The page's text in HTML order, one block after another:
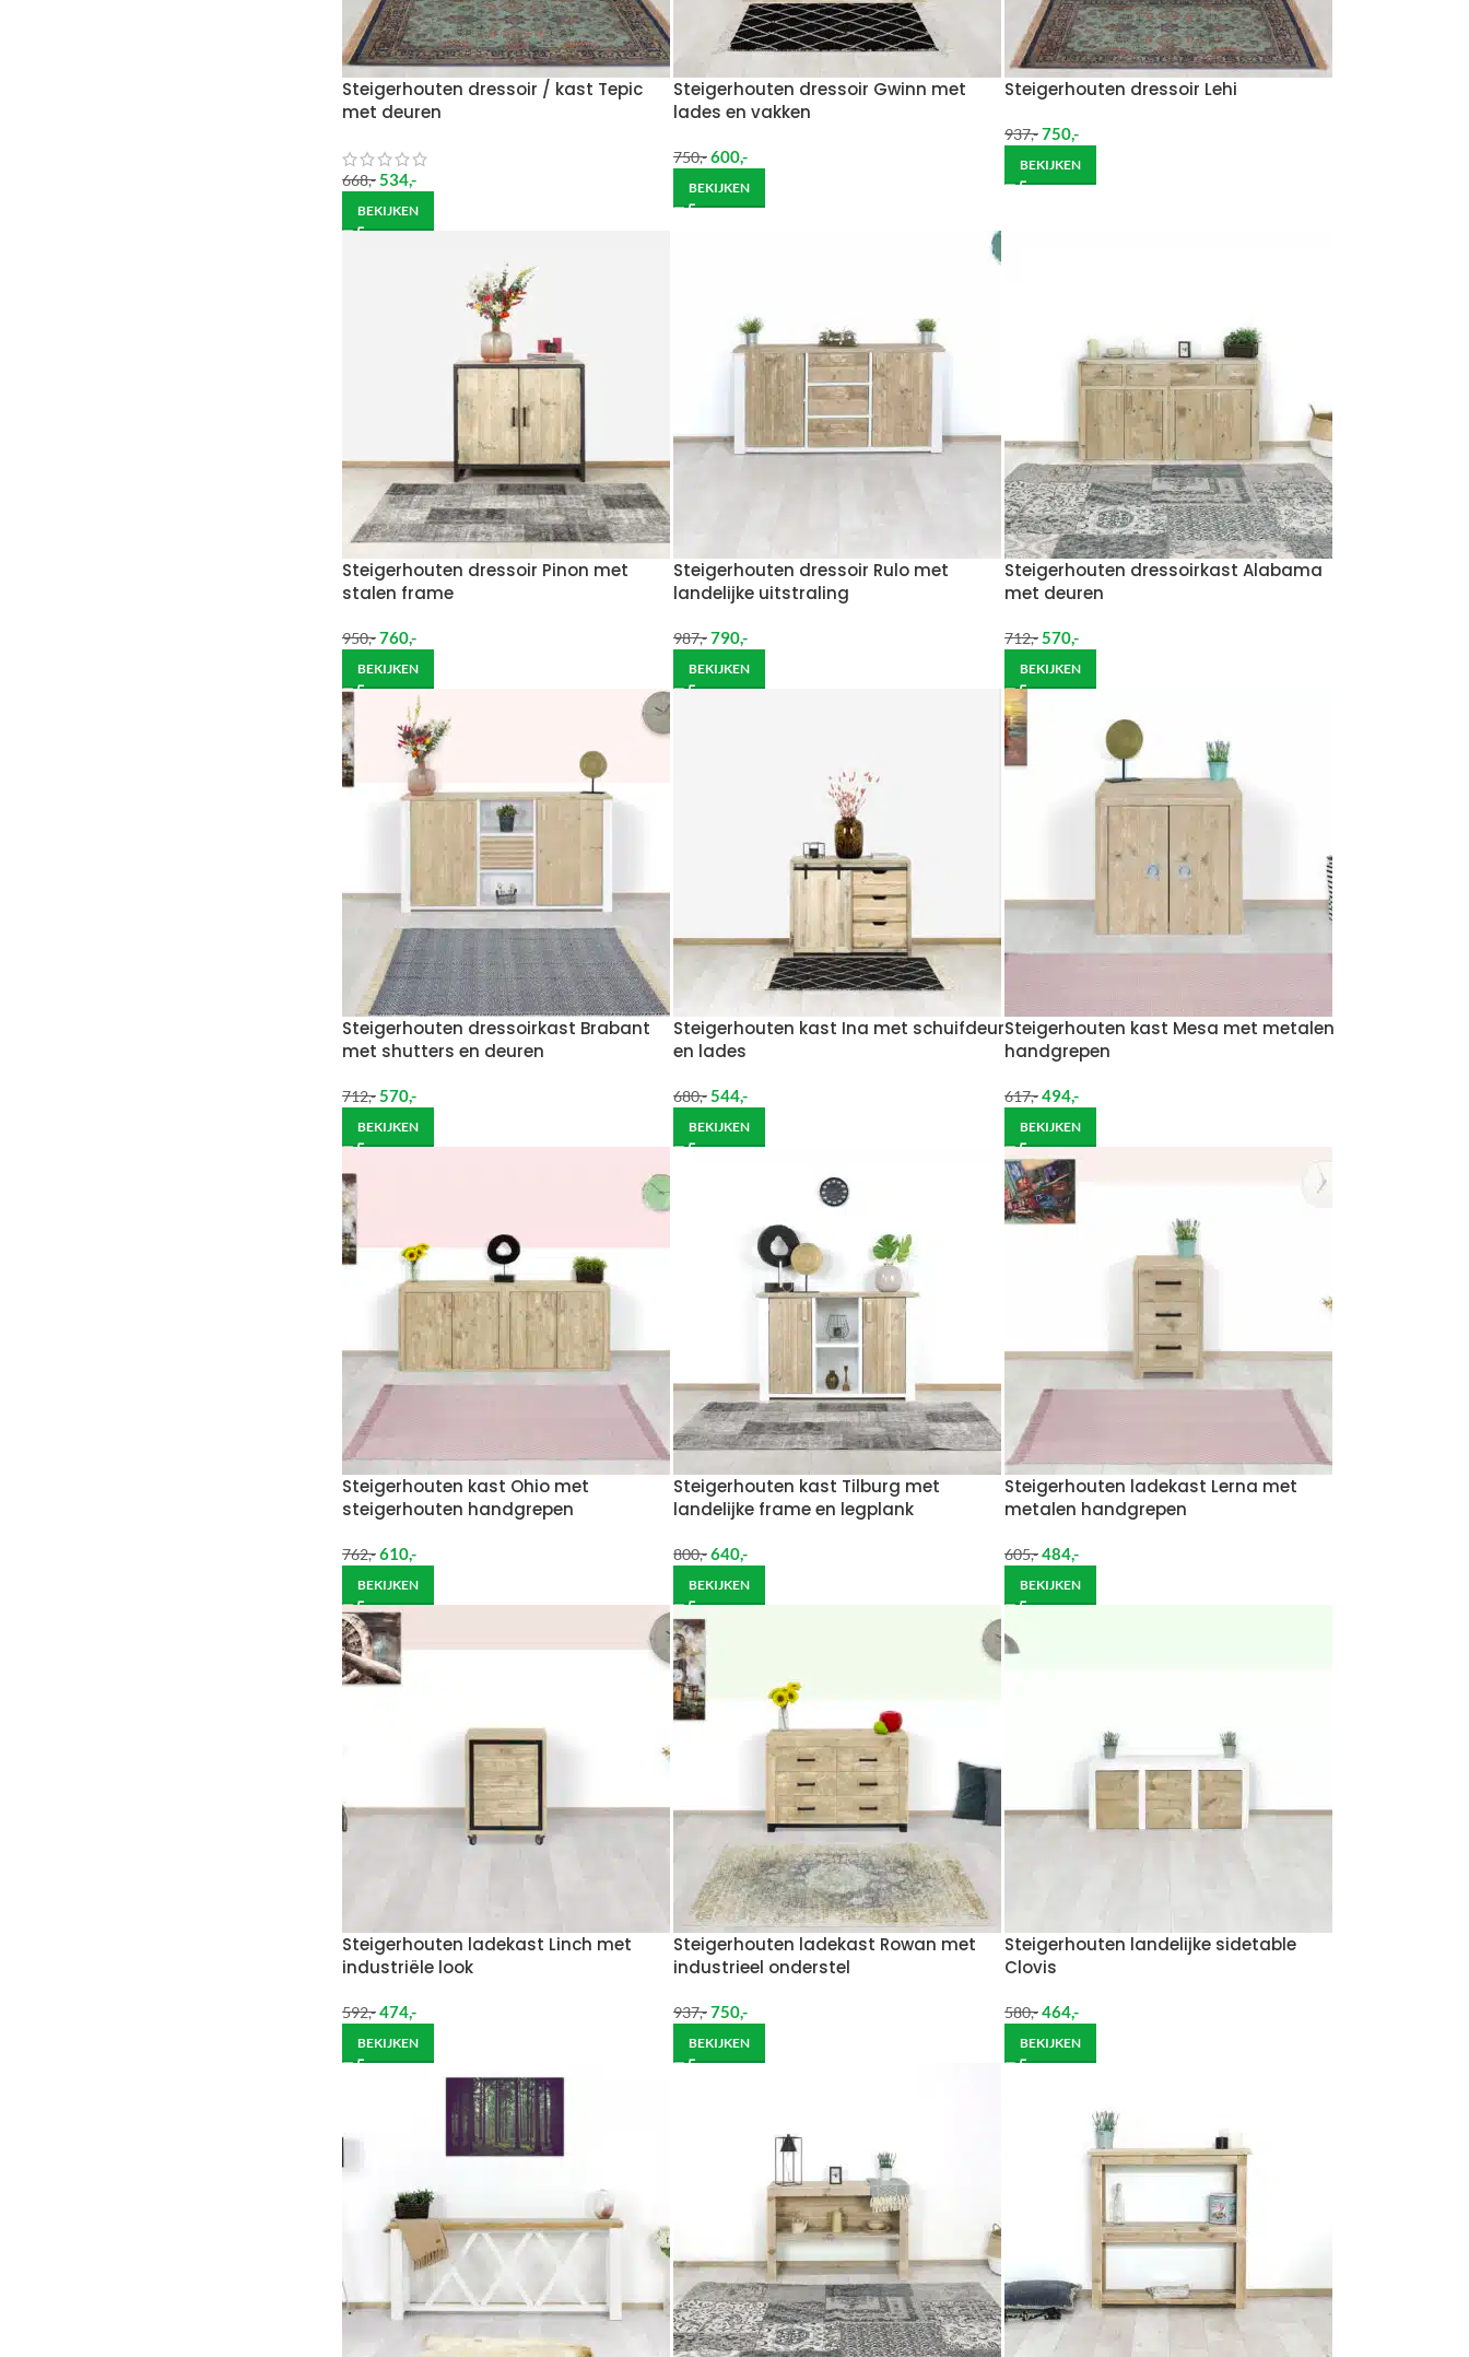
Steigerhouten dressoir / kast Tepic
met deuren
668,-534,-
BEKIJKEN
Steigerhouten dressoir Gwinn met
lades en vakken
750,-600,-
BEKIJKEN
Steigerhouten dressoir Lehi
937,-750,-
BEKIJKEN
Steigerhouten dressoir Pinon met
stalen frame
950,-760,-
BEKIJKEN
Steigerhouten dressoir Rulo met
landelijke uitstraling
987,-790,-
BEKIJKEN
Steigerhouten dressoirkast Alabama
met deuren
712,-570,-
BEKIJKEN
Steigerhouten dressoirkast Brabant
met shutters en deuren
712,-570,-
BEKIJKEN
Steigerhouten kast Ina met schuifdeur
en lades
680,-544,-
BEKIJKEN
Steigerhouten kast Mesa met metalen
handgrepen
617,-494,-
BEKIJKEN
Steigerhouten kast Ohio met
steigerhouten handgrepen
762,-610,-
BEKIJKEN
Steigerhouten kast Tilburg met
landelijke frame en legplank
800,-640,-
BEKIJKEN
Steigerhouten ladekast Lerna met
metalen handgrepen
605,-484,-
BEKIJKEN
Steigerhouten ladekast Linch met
industriële look
592,-474,-
BEKIJKEN
Steigerhouten ladekast Rowan met
industrieel onderstel
937,-750,-
BEKIJKEN
Steigerhouten landelijke sidetable
Clovis
580,-464,-
BEKIJKEN